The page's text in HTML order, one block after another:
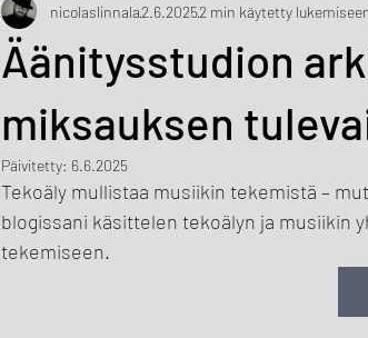
Äänitysstudion
miksauksen
nicolaslinnala2.6.20252 min käytetty
Päivitetty: 6.6.2025
Tekoäly mullistaa musiikin tekemistä –
blogissani käsittelen tekoälyn ja musiikin
tekemiseen.